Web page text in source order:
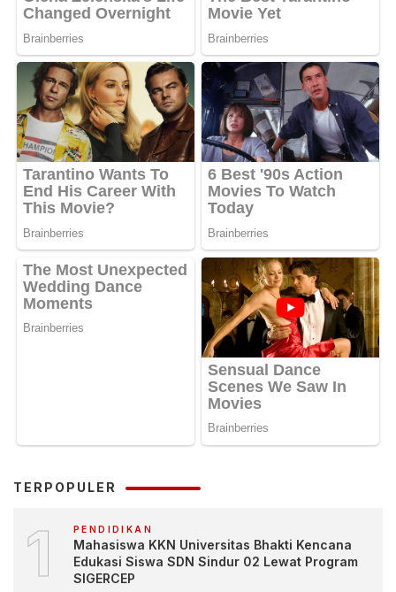
TERPOPULER
1 PENDIDIKAN
Mahasiswa KKN Universitas Bhakti Kencana
Edukasi Siswa SDN Sindur 02 Lewat Program
SIGERCEP